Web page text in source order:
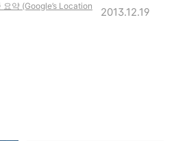
약 (Google’s Location
2013.12.19